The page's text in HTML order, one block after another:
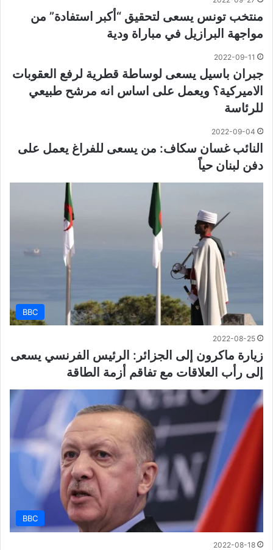
منتخب تونس يسعى لتحقيق “أكبر استفادة” من
مواجهة البرازيل في مباراة ودية
2022-09-11
جبران باسيل يسعى لوساطة قطرية لرفع العقوبات
الاميركية؟ ويعمل على اساس انه مرشح طبيعي
للرئاسة
2022-09-04
النائب غسان سكاف: من يسعى للفراغ يعمل على
دفن لبنان حياً
BBC
2022-08-25
زيارة ماكرون إلى الجزائر: الرئيس الفرنسي يسعى
إلى رأب العلاقات مع تفاقم أزمة الطاقة
BBC
2022-08-18